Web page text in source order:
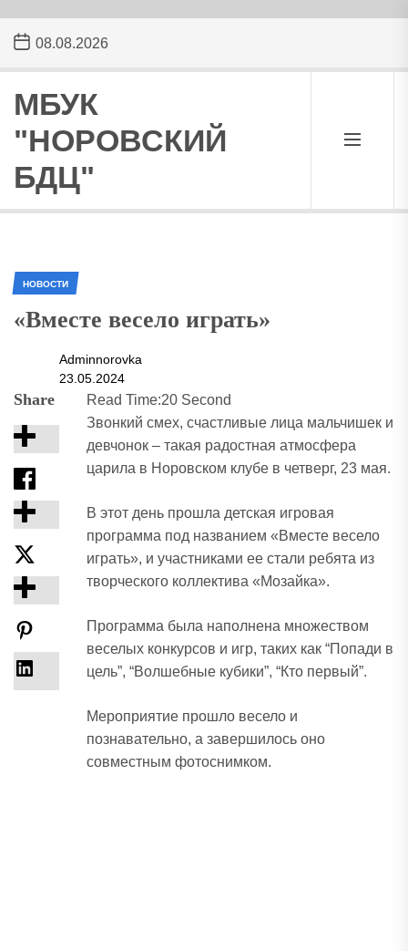
the
content
08.08.2026
МБУК
"НОРОВСКИЙ
БДЦ"
НОВОСТИ
«Вместе весело играть»
Adminnorovka
23.05.2024
Share Read Time:20 Second
Звонкий смех, счастливые лица мальчишек и
девчонок – такая радостная атмосфера
царила в Норовском клубе в четверг, 23 мая.
В этот день прошла детская игровая
программа под названием «Вместе весело
играть», и участниками ее стали ребята из
творческого коллектива «Мозайка».
Программа была наполнена множеством
веселых конкурсов и игр, таких как “Попади в
цель”, “Волшебные кубики”, “Кто первый”.
Мероприятие прошло весело и
познавательно, а завершилось оно
совместным фотоснимком.